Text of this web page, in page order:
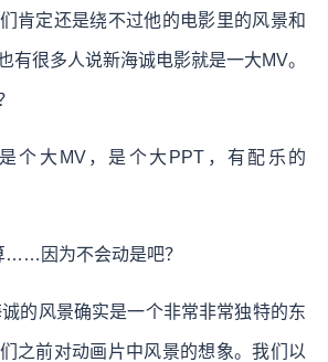
肯定还是绕不过他的电影里的风景和
有很多人说新海诚电影就是一大MV。
个大MV，是个大PPT，有配乐的
……因为不会动是吧？
的风景确实是一个非常非常独特的东
之前对动画片中风景的想象。我们以